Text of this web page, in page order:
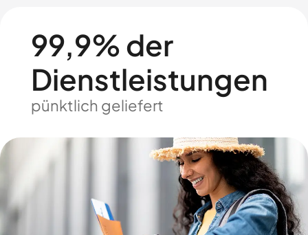
99,9% der
Dienstleistungen
pünktlich geliefert